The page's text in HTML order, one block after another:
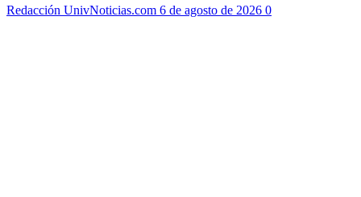
Redacción UnivNoticias.com 6 de agosto de 2026 0